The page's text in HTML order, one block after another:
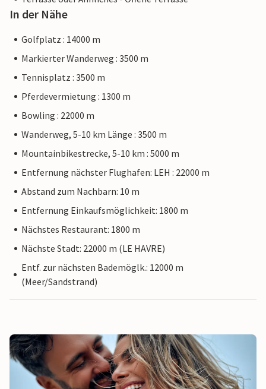
In der Nähe
Golfplatz : 14000 m
Markierter Wanderweg : 3500 m
Tennisplatz : 3500 m
Pferdevermietung : 1300 m
Bowling : 22000 m
Wanderweg, 5-10 km Länge : 3500 m
Mountainbikestrecke, 5-10 km : 5000 m
Entfernung nächster Flughafen: LEH : 22000 m
Abstand zum Nachbarn: 10 m
Entfernung Einkaufsmöglichkeit: 1800 m
Nächstes Restaurant: 1800 m
Nächste Stadt: 22000 m (LE HAVRE)
Entf. zur nächsten Bademöglk.: 12000 m
(Meer/Sandstrand)